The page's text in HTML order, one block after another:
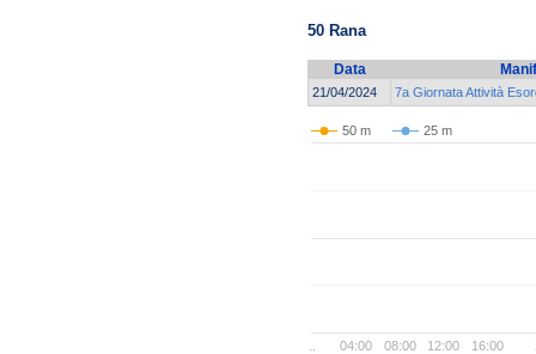
50 Rana
Data
21/04/2024 7a Giornata Attività
50 m 25 m
04:00 08:00 12:00 16:00